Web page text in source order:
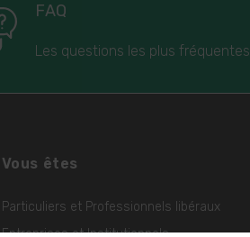
FAQ
Les questions les plus fréquentes
Vous êtes
Particuliers et Professionnels libéraux
Entreprises et Institutionnels